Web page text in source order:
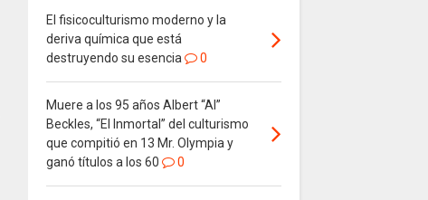
El fisicoculturismo moderno y la
deriva química que está
destruyendo su esencia
0
Muere a los 95 años Albert “Al”
Beckles, “El Inmortal” del culturismo
que compitió en 13 Mr. Olympia y
ganó títulos a los 60
0